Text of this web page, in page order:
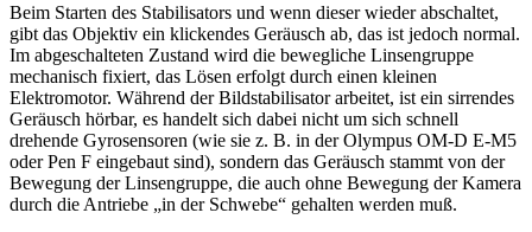
Beim Starten des Stabilisators und wenn dieser wieder abschaltet,
gibt das Objektiv ein klickendes Geräusch ab, das ist jedoch normal.
Im abgeschalteten Zustand wird die bewegliche Linsengruppe
mechanisch fixiert, das Lösen erfolgt durch einen kleinen
Elektromotor. Während der Bildstabilisator arbeitet, ist ein sirrendes
Geräusch hörbar, es handelt sich dabei nicht um sich schnell
drehende Gyrosensoren (wie sie z. B. in der Olympus OM-D E-M5
oder Pen F eingebaut sind), sondern das Geräusch stammt von der
Bewegung der Linsengruppe, die auch ohne Bewegung der Kamera
durch die Antriebe „in der Schwebe“ gehalten werden muß.